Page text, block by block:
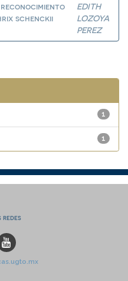
schenckii
EDITH
LOZOYA
PEREZ
1
1
redes